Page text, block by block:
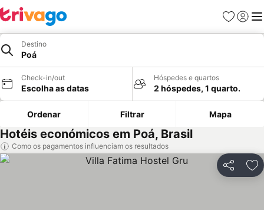
Favoritos
Iniciar
Destino
Poá
Check-in/out
Escolha as datas
Hóspedes e quartos
2 hóspedes, 1 quarto.
Ordenar Filtrar Mapa
Hotéis económicos em Poá, Brasil
Como os pagamentos influenciam os resultados
Partilhar